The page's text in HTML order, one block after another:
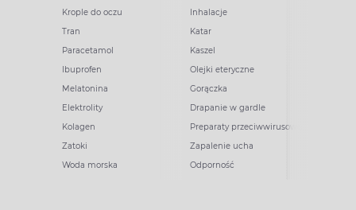
Krople do oczu
Tran
Paracetamol
Ibuprofen
Melatonina
Elektrolity
Kolagen
Zatoki
Woda morska
Inhalacje
Katar
Kaszel
Olejki eteryczne
Gorączka
Drapanie w gardle
Preparaty przeciwwirusowe
Zapalenie ucha
Odporność